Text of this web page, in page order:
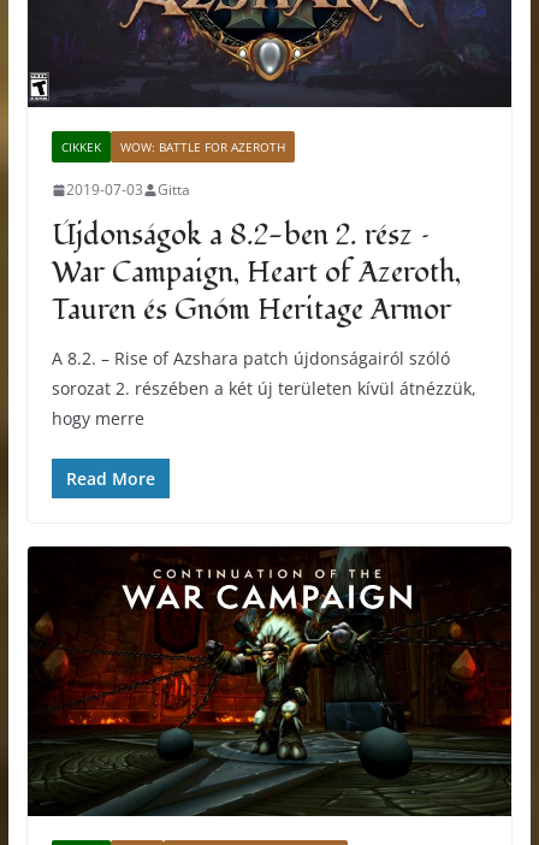
CIKKEK WOW: BATTLE FOR AZEROTH
2019-07-03 Gitta
Újdonságok a 8.2-ben 2. rész –
War Campaign, Heart of Azeroth,
Tauren és Gnóm Heritage Armor
A 8.2. – Rise of Azshara patch újdonságairól szóló
sorozat 2. részében a két új területen kívül átnézzük,
hogy merre
Read More